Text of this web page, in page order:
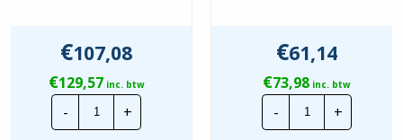
Materiaal behuizing pc (polycarbonaat)
Materiaal optiek pc (polycarbonaat)
€107,08
€129,57inc. btw
-
ION
Industries
Noodverlichting
+
€61,14
€73,98 inc. btw
-
Ledvance
dampproof
armatuur
+